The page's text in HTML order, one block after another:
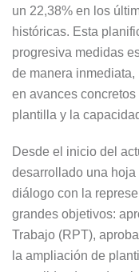
un 22,38% en los
históricas. Esta
progresiva medidas
de manera
en avances
plantilla y la
Desde el inicio del
desarrollado una hoja
diálogo con la
grandes objetivos:
Trabajo (RPT),
la ampliación de